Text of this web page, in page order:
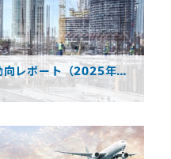
レポート（2025年度